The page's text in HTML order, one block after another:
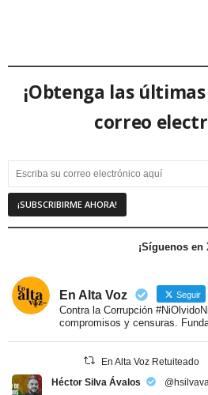
¡Obtenga las
correo
¡Síguenos en
En Alta Voz Seguir
Contra la Corrupción
compromisos y censuras.
En Alta Voz Retuiteado
Héctor Silva Ávalos